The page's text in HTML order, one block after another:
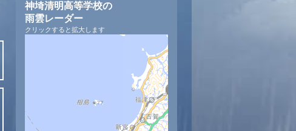
神埼清明高等学校の
雨雲レーダー
クリックすると拡大します